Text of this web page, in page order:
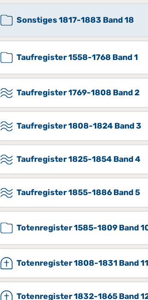
Sonstiges 1817-1883 Band 18
Taufregister 1558-1768 Band 1
Taufregister 1769-1808 Band 2
Taufregister 1808-1824 Band 3
Taufregister 1825-1854 Band 4
Taufregister 1855-1886 Band 5
Totenregister 1585-1809 Band
Totenregister 1808-1831 Band 11
Totenregister 1832-1865 Band